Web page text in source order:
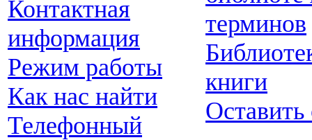
Контактная
информация
Режим работы
Как нас найти
Телефонный
терминов
книги
Оставить